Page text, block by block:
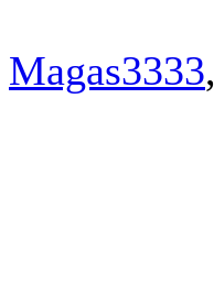
Magas3333,